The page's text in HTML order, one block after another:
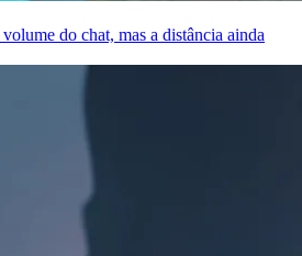
do chat, mas a distância ainda